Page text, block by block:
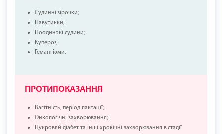
Судинні зірочки;
Павутинки;
Поодинокі судини;
Купероз;
Гемангіоми.
ПРОТИПОКАЗАННЯ
Вагітність, період лактації;
Онкологічні захворювання;
Цукровий діабет та інші хронічні захворювання в стадії